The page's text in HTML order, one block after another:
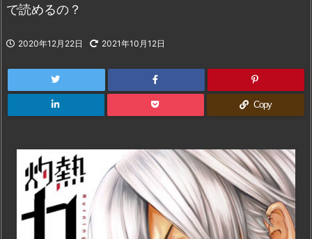
で読めるの？
2020年12月22日 2021年10月12日
Copy